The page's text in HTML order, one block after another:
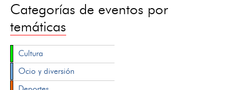
Categorías de eventos por
temáticas
Cultura
Ocio y diversión